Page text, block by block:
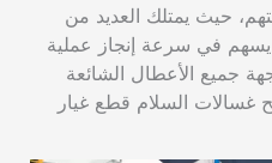
حيث يمتلك العديد من
يسهم في سرعة إنجاز عملية
جميع الأعطال الشائعة
غسالات السلام قطع غيار